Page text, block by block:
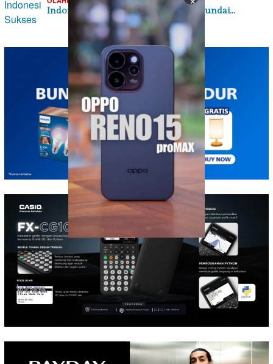
Indonesia Sukses di Laga Perdana Hyundai…